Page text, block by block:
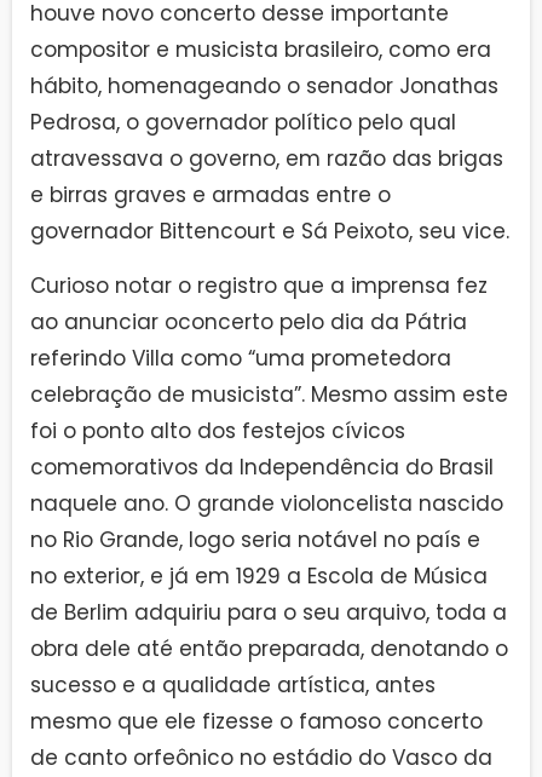
houve novo concerto desse importante
compositor e musicista brasileiro, como era
hábito, homenageando o senador Jonathas
Pedrosa, o governador político pelo qual
atravessava o governo, em razão das brigas
e birras graves e armadas entre o
governador Bittencourt e Sá Peixoto, seu vice.
Curioso notar o registro que a imprensa fez
ao anunciar oconcerto pelo dia da Pátria
referindo Villa como “uma prometedora
celebração de musicista”. Mesmo assim este
foi o ponto alto dos festejos cívicos
comemorativos da Independência do Brasil
naquele ano. O grande violoncelista nascido
no Rio Grande, logo seria notável no país e
no exterior, e já em 1929 a Escola de Música
de Berlim adquiriu para o seu arquivo, toda a
obra dele até então preparada, denotando o
sucesso e a qualidade artística, antes
mesmo que ele fizesse o famoso concerto
de canto orfeônico no estádio do Vasco da